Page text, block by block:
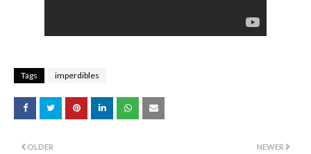
Tags imperdibles
NEWER
OLDER